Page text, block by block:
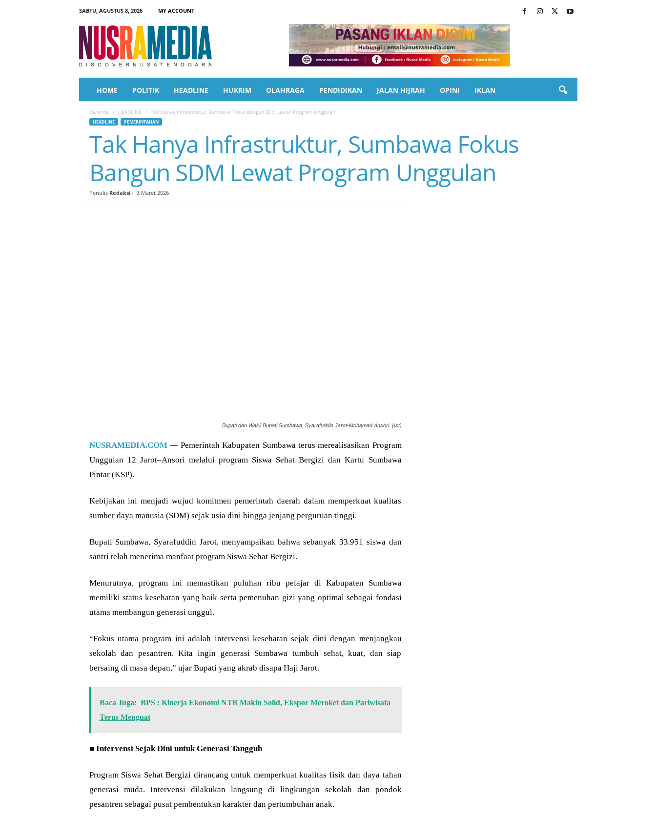
SABTU, AGUSTUS 8, 2026
MY ACCOUNT
a
HOME POLITIK HEADLINE HUKRIM OLAHRAGA PENDIDIKAN JALAN HIJRAH OPINI IKLAN
Beranda HEADLINE Tak Hanya Infrastruktur, Sumbawa Fokus Bangun SDM Lewat Program Unggulan
HEADLINE PEMERINTAHAN
Tak Hanya Infrastruktur, Sumbawa Fokus
Bangun SDM Lewat Program Unggulan
Penulis Redaksi- 3 Maret 2026
Bupati dan Wakil Bupati Sumbawa, Syarafuddin Jarot-Mohamad Ansori. (Ist)
NUSRAMEDIA.COM— Pemerintah Kabupaten Sumbawa terus merealisasikan Program
Unggulan 12 Jarot–Ansori melalui program Siswa Sehat Bergizi dan Kartu Sumbawa
Pintar (KSP).
Kebijakan ini menjadi wujud komitmen pemerintah daerah dalam memperkuat kualitas
sumber daya manusia (SDM) sejak usia dini hingga jenjang perguruan tinggi.
Bupati Sumbawa, Syarafuddin Jarot, menyampaikan bahwa sebanyak 33.951 siswa dan
santri telah menerima manfaat program Siswa Sehat Bergizi.
Menurutnya, program ini memastikan puluhan ribu pelajar di Kabupaten Sumbawa
memiliki status kesehatan yang baik serta pemenuhan gizi yang optimal sebagai fondasi
utama membangun generasi unggul.
“Fokus utama program ini adalah intervensi kesehatan sejak dini dengan menjangkau
sekolah dan pesantren. Kita ingin generasi Sumbawa tumbuh sehat, kuat, dan siap
bersaing di masa depan,” ujar Bupati yang akrab disapa Haji Jarot.
Baca Juga: BPS : Kinerja Ekonomi NTB Makin Solid, Ekspor Meroket dan Pariwisata
Terus Menguat
■ Intervensi Sejak Dini untuk Generasi Tangguh
Program Siswa Sehat Bergizi dirancang untuk memperkuat kualitas fisik dan daya tahan
generasi muda. Intervensi dilakukan langsung di lingkungan sekolah dan pondok
pesantren sebagai pusat pembentukan karakter dan pertumbuhan anak.